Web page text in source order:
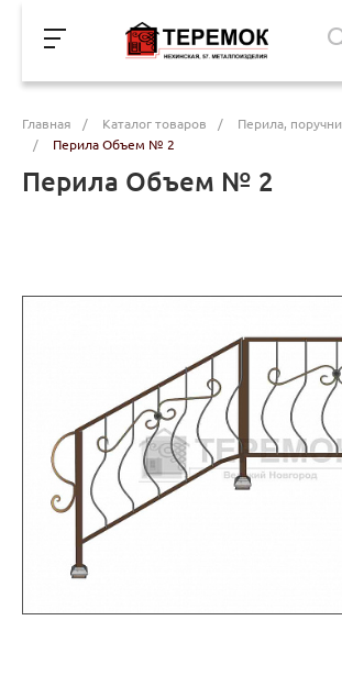
Главная / Каталог товаров / Перила, поручни
/
Перила Объем № 2
Перила Объем № 2